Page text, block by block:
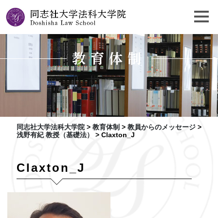
教育体制
同志社大学法科大学院> 教育体制 > 教員からのメッセージ>
浅野有紀 教授（基礎法）
> Claxton_J
Claxton_J